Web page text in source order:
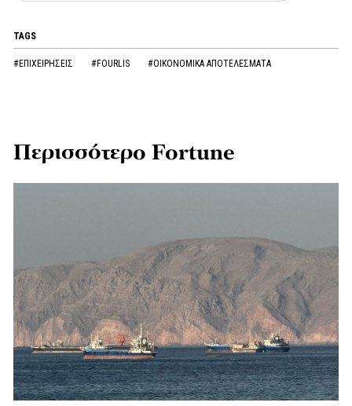
TAGS
#ΕΠΙΧΕΙΡΗΣΕΙΣ #FOURLIS #ΟΙΚΟΝΟΜΙΚΑ ΑΠΟΤΕΛΕΣΜΑΤΑ
Περισσότερο Fortune